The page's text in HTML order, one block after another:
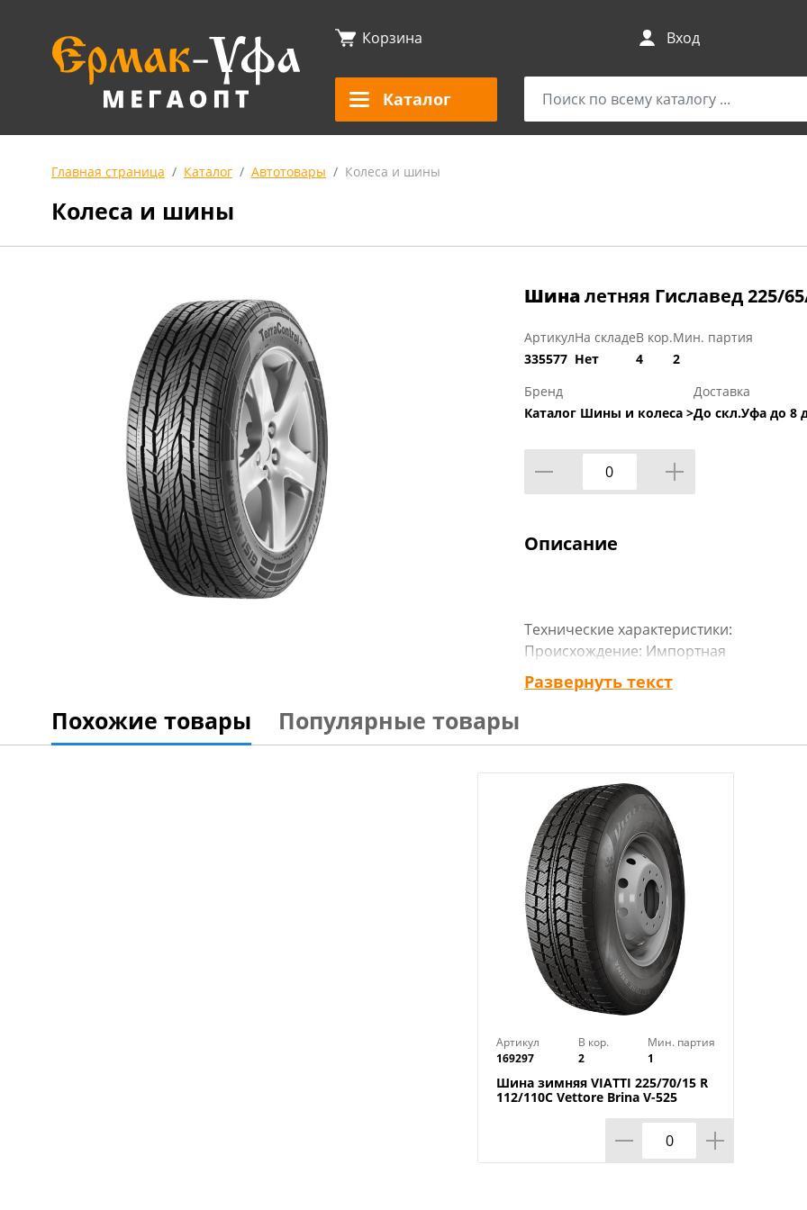
Корзина Вход
Каталог
Главная страница Каталог Автотовары Колеса и шины
Колеса и шины
Шиналетняя Гиславед 225/
Артикул
335577
На складе
Нет
В кор.
4
Мин. партия
2
Бренд
Каталог Шины и колеса >
Доставка
До скл.Уфа до 8
Описание
Технические характеристики:
Происхождение: Импортная
Сезон резины: Летняя
Марка: Гиславед
Профиль: 65
Шипы: _
Индекс скорости: H
Индекс нагрузки: 102
Развернуть текст
Похожие товары Популярные товары
Артикул
169297
В кор.
2
Мин. партия
1
Шина зимняя VIATTI 225/70/15 R
112/110C Vettore Brina V-525